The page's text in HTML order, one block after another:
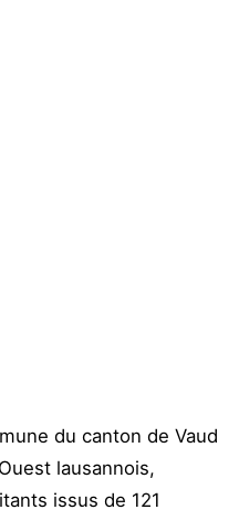
du canton de Vaud
lausannois,
issus de 121